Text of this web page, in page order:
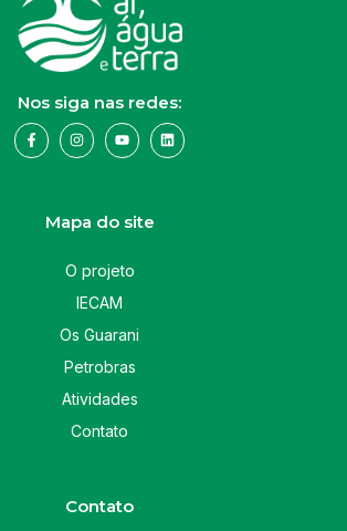
Nos siga nas redes:
Mapa do site
O projeto
IECAM
Os Guarani
Petrobras
Atividades
Contato
Contato